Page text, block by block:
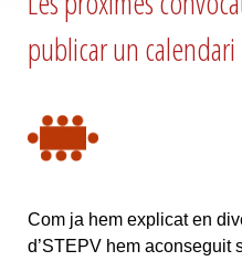
publicar un
Com ja hem explicat en
d’STEPV hem aconseguit